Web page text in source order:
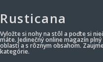
Rusticana
Vyložte si nohy na stôl a poďte si
máte. Jedinečný online magazín
oblastí a s rôznym obsahom.
kategórie.